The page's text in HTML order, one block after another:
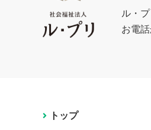
ル・
お電
トップ